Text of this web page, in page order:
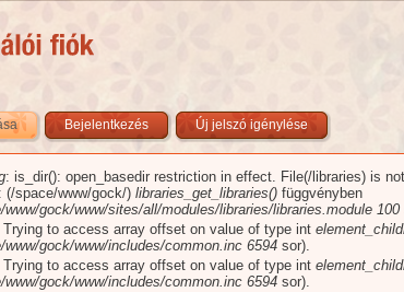
(aktív fül)Bejelentkezés Új jelszó igénylése
: is_dir(): open_basedir restriction in effect. File(/libraries) is
(/space/www/gock/) libraries_get_libraries() függvényben
www/gock/www/sites/all/modules/libraries/libraries.module 100
Trying to access array offset on value of type int
www/gock/www/includes/common.inc 6594 sor).
Trying to access array offset on value of type int
www/gock/www/includes/common.inc 6594 sor).